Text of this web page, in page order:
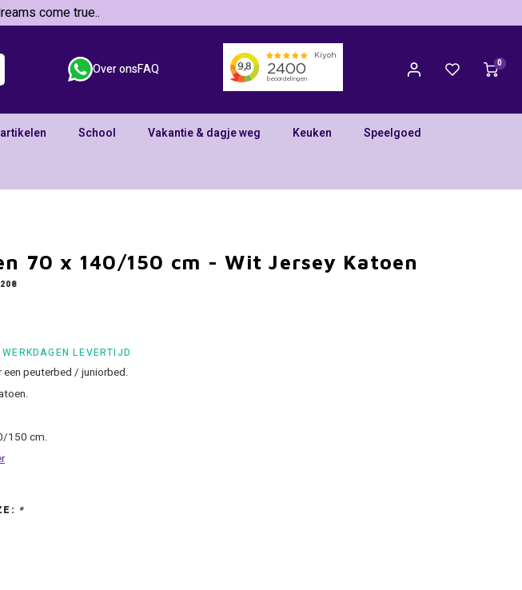
come true..
Over onsFAQ 0
School Vakantie & dagje weg Keuken Speelgoed
70 x 140/150 cm - Wit Jersey Katoen
LEVERTIJD
peuterbed / juniorbed.
150 cm.
*